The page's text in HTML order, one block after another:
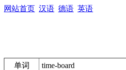
网站首页 汉语 德语 英语
单词 time-board